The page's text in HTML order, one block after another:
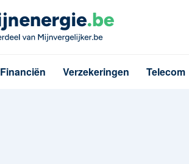
Financiën Verzekeringen Telecom